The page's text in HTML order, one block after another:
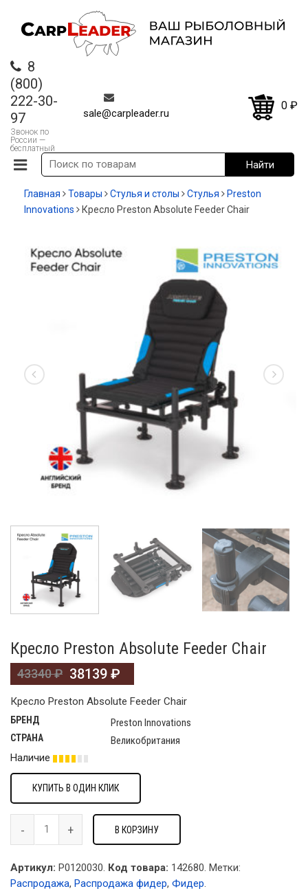
8
(800)
222-30-
97
Звонок по
России —
бесплатный
sale@carpleader.ru
0 ₽
Главная Товары Стулья и столы Стулья
Preston
Innovations
Кресло Preston Absolute Feeder Chair
-13%
Кресло Preston Absolute Feeder Chair
43340₽ 38139 ₽
Кресло Preston Absolute Feeder Chair
БРЕНД Preston Innovations
СТРАНА
Великобритания
Наличие
КУПИТЬ В ОДИН КЛИК
В КОРЗИНУ
Артикул: P0120030. Код товара: 142680. Метки:
Распродажа, Распродажа фидер, Фидер.